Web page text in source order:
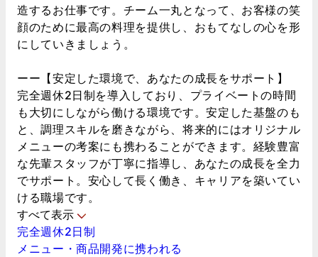
造するお仕事です。チーム一丸となって、お客様の笑
顔のために最高の料理を提供し、おもてなしの心を形
にしていきましょう。
ーー【安定した環境で、あなたの成長をサポート】
完全週休2日制を導入しており、プライベートの時間
も大切にしながら働ける環境です。安定した基盤のも
と、調理スキルを磨きながら、将来的にはオリジナル
メニューの考案にも携わることができます。経験豊富
な先輩スタッフが丁寧に指導し、あなたの成長を全力
でサポート。安心して長く働き、キャリアを築いてい
ける職場です。
すべて表示
完全週休2日制
メニュー・商品開発に携われる